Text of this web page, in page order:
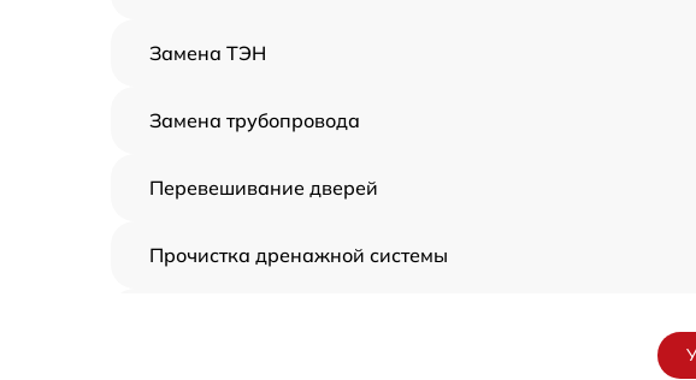
Замена ТЭН
Замена трубопровода
Перевешивание дверей
Прочистка дренажной системы